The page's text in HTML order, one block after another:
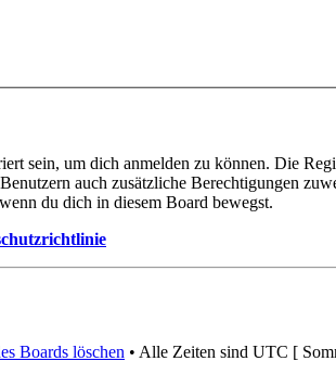
sein, um dich anmelden zu können. Die
auch zusätzliche Berechtigungen
du dich in diesem Board bewegst.
Boards löschen • Alle Zeiten sind UTC [